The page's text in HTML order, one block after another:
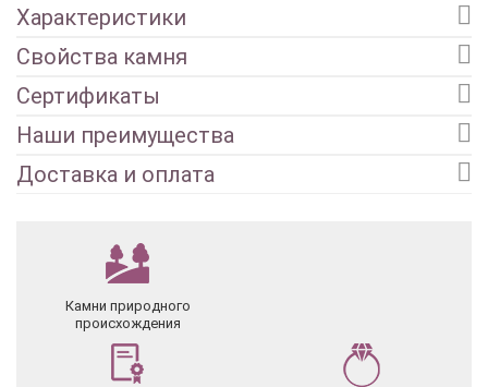
Характеристики
Свойства камня
Сертификаты
Наши преимущества
Доставка и оплата
Камни природного
происхождения